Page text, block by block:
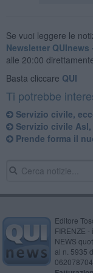
Se vuoi leggere le
Newsletter QUInews
alle 20:00
Basta cliccare QUI
Ti potrebbe
Servizio civile,
Servizio civile
Prende forma il
Editore
FIRENZE
NEWS
al n. 5935